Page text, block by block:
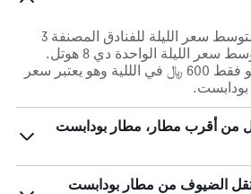
هناك فرق يبلغ 1% في متوسط ​​سعر الليلة للفنادق المصنفة 3
نجوم في بودابست ومتوسط ​​سعر الليلة الواحدة دي 8 هوتل.
السعر في دي 8 هوتل هو فقط 600 ﷼ في الللية وهو يعتبر سعر
بودابست.
قرب دي 8 هوتل من أقرب مطار، مطار بودابست
الضيوف من مطار بودابست